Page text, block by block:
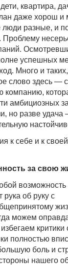
квартира,
даже хорош и
разные, и
Проблему
успешных
Много и
слово здесь —
амбициозных
но разве удача
к себе и к
за свою
об руку с
можем
критики
полностью
боль и
нашего